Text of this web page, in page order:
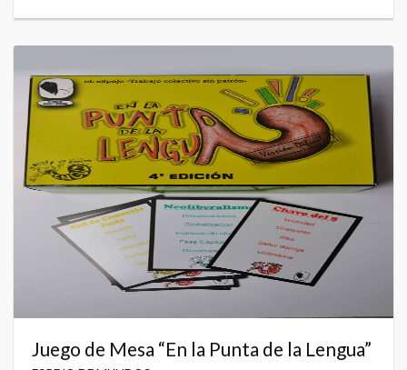
Juego de Mesa “En la Punta de la Lengua”